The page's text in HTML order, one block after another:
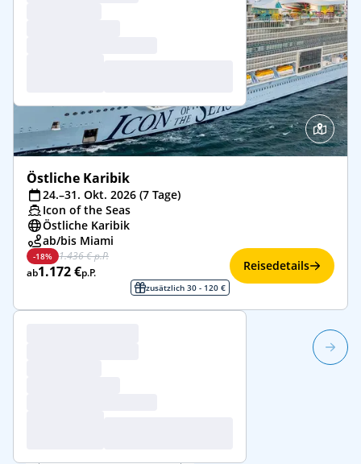
Östliche Karibik
24.–31. Okt. 2026 (7 Tage)
Icon of the Seas
Östliche Karibik
ab/bis Miami
-18% 1.436 € p.P.
ab1.172 €p.P.
zusätzlich 30 - 120 €
Reisedetails